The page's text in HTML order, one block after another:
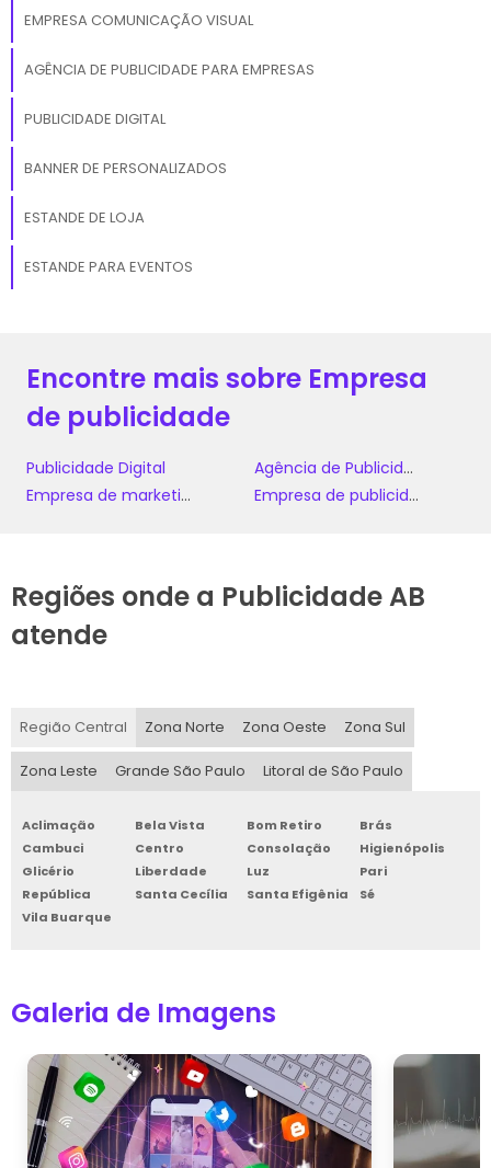
EMPRESA COMUNICAÇÃO VISUAL
AGÊNCIA DE PUBLICIDADE PARA EMPRESAS
PUBLICIDADE DIGITAL
BANNER DE PERSONALIZADOS
ESTANDE DE LOJA
ESTANDE PARA EVENTOS
Encontre mais sobre Empresa
de publicidade
Publicidade Digital
Agência de Publicidade Digital
Empresa de marketing e publicidade
Empresa de publicidade
Regiões onde a Publicidade AB
atende
Região Central Zona Norte Zona Oeste Zona Sul
Zona Leste Grande São Paulo Litoral de São Paulo
Aclimação Bela Vista Bom Retiro
Brás
Cambuci
Centro Consolação
Higienópolis
Glicério
Liberdade Luz
Pari
República
Santa Cecília Santa Efigênia
Sé
Vila Buarque
Galeria de Imagens